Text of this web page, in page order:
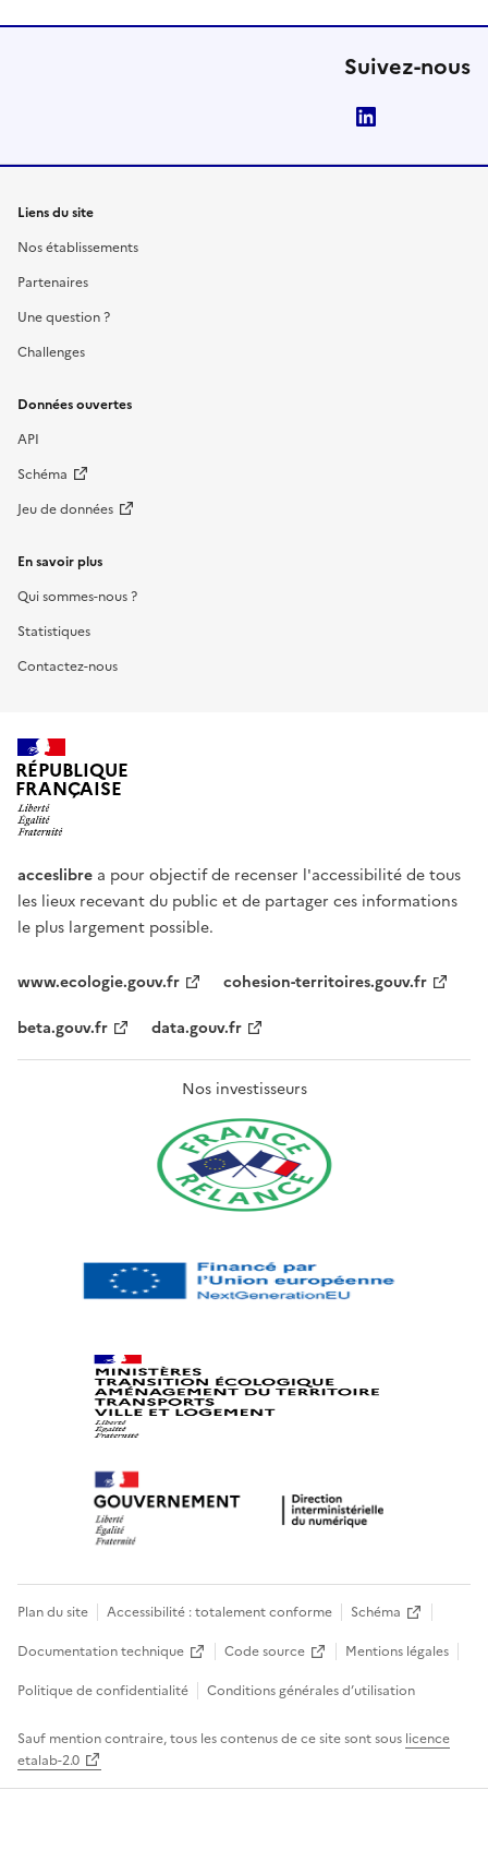
Suivez-nous
Liens du site
Nos établissements
Partenaires
Une question ?
Challenges
Données ouvertes
API
Schéma
Jeu de données
En savoir plus
Qui sommes-nous ?
Statistiques
Contactez-nous
RÉPUBLIQUE
FRANÇAISE
acceslibre a pour objectif de recenser l'accessibilité de tous
les lieux recevant du public et de partager ces informations
le plus largement possible.
www.ecologie.gouv.fr
cohesion-territoires.gouv.fr
beta.gouv.fr
data.gouv.fr
Nos investisseurs
Plan du site Accessibilité : totalement conforme
Schéma
Documentation technique
Code source
Mentions légales
Politique de confidentialité
Conditions générales d’utilisation
Sauf mention contraire, tous les contenus de ce site sont sous licence
etalab-2.0